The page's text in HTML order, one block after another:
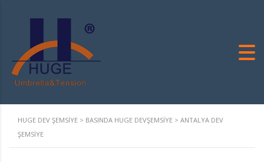
HUGE DEV ŞEMSIYE > BASINDA HUGE DEVŞEMSIYE > ANTALYA DEV
ŞEMSIYE